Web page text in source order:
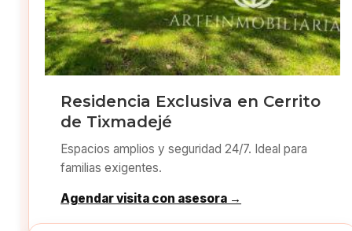
Residencia Exclusiva en Cerrito
de Tixmadejé
Espacios amplios y seguridad 24/7. Ideal para
familias exigentes.
Agendar visita con asesora →